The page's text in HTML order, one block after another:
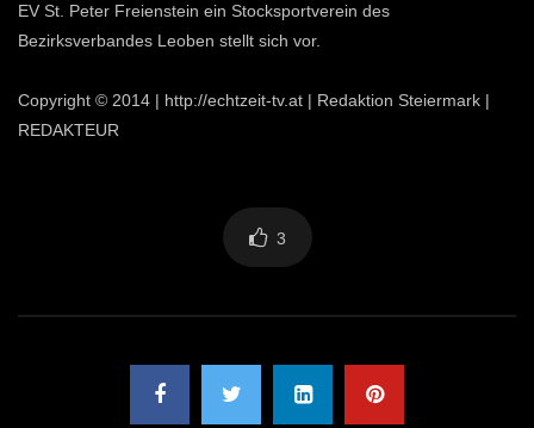
EV St. Peter Freienstein ein Stocksportverein des
Bezirksverbandes Leoben stellt sich vor.
Copyright © 2014 | http://echtzeit-tv.at | Redaktion Steiermark |
REDAKTEUR
3